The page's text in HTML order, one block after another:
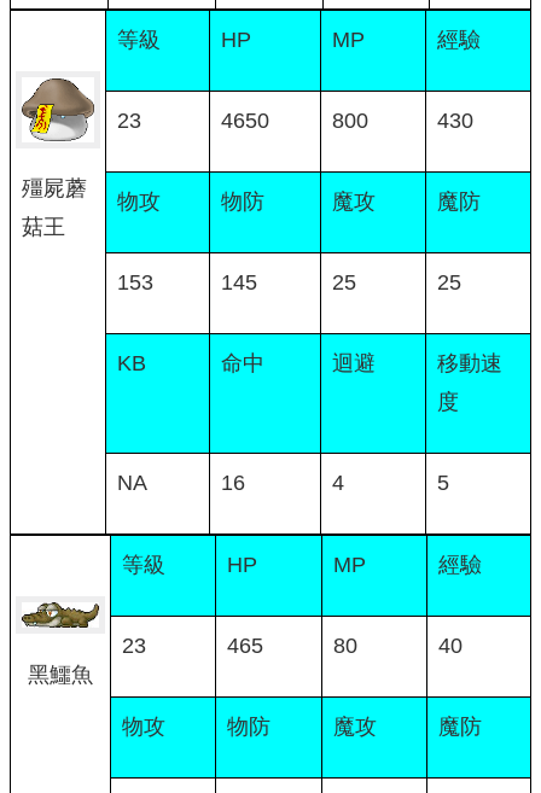
殭屍蘑
菇王
等級 HP MP 經驗
23 4650 800 430
物攻 物防 魔攻 魔防
153 145 25 25
KB 命中 迴避
移動速
度
NA 16 4 5
黑鱷魚
等級 HP MP 經驗
23 465 80 40
物攻 物防 魔攻 魔防